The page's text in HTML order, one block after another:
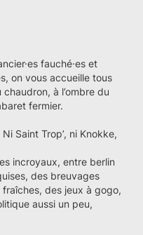
fauché·es et
on vous accueille tous
à l’ombre du
fermier.
Saint Trop’, ni Knokke,
incroyaux, entre berlin
des breuvages
des jeux à gogo,
aussi un peu,